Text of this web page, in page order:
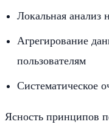
Локальная анализ
Агрегирование
пользователям
Систематическое
Ясность принципов